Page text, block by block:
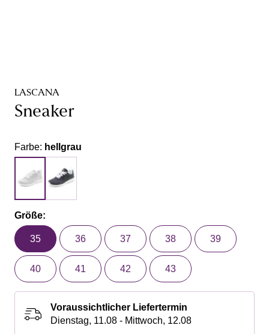
LASCANA
Sneaker
Farbe: hellgrau
Größe:
35 36 37 38 39
40 41 42 43
Voraussichtlicher Liefertermin
Dienstag, 11.08 - Mittwoch, 12.08